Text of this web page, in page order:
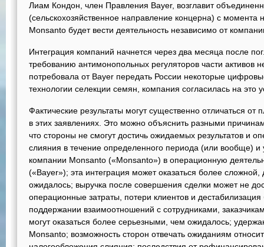
Лиам Кондон, член Правления Bayer, возглавит
(сельскохозяйственное направление концерна) с момента
Monsanto будет вести деятельность независимо от
Интеграция компаний начнется через два месяца после
требованию антимонопольных регуляторов части активов
потребовала от Bayer передать России некоторые
технологии селекции семян, компания согласилась на это
Фактические результаты могут существенно отличаться
в этих заявлениях. Это можно объяснить разными
что стороны не смогут достичь ожидаемых результатов и
слияния в течение определенного периода (или вообще) и
компании Monsanto («Monsanto») в операционную
(«Bayer»); эта интеграция может оказаться более
ожидалось; выручка после совершения сделки может не
операционные затраты, потери клиентов и
поддержании взаимоотношений с сотрудниками,
могут оказаться более серьезными, чем ожидалось;
Monsanto; возможность сторон отвечать ожиданиям